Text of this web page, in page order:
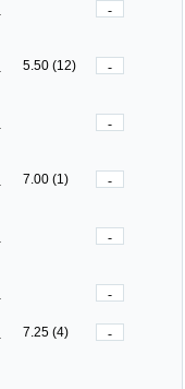
-
5.50 (12)
-
-
7.00 (1)
-
-
-
7.25 (4)
-